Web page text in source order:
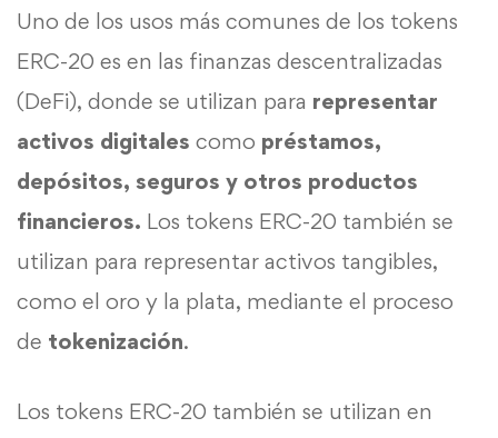
Uno de los usos más comunes de los tokens
ERC-20 es en las finanzas descentralizadas
(DeFi), donde se utilizan para representar
activos digitales como préstamos,
depósitos, seguros y otros productos
financieros. Los tokens ERC-20 también se
utilizan para representar activos tangibles,
como el oro y la plata, mediante el proceso
de tokenización.
Los tokens ERC-20 también se utilizan en